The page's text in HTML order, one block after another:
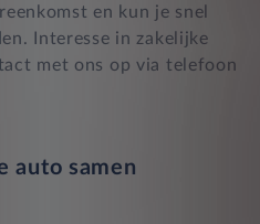
en kun je snel
Interesse in zakelijke
met ons op via telefoon
auto samen